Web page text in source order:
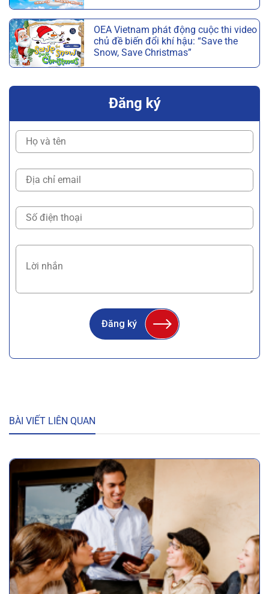
OEA Vietnam phát động cuộc thi video
chủ đề biến đổi khí hậu: “Save the
Snow, Save Christmas”
Đăng ký
Đăng ký
BÀI VIẾT LIÊN QUAN